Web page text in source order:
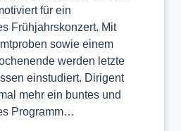
für ein
Frühjahrskonzert. Mit
sowie einem
werden letzte
einstudiert. Dirigent
mehr ein buntes und
Programm…